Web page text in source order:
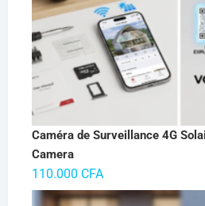
Caméra de Surveillance 4G
Camera
110.000 CFA